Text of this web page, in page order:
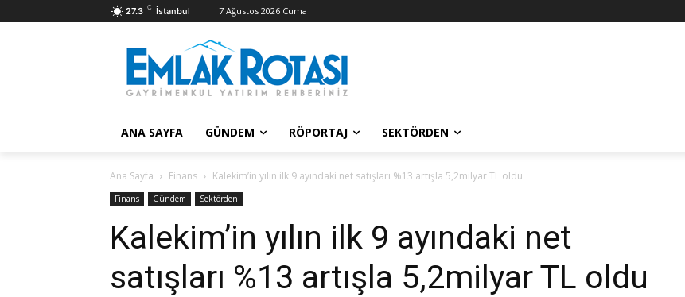
27.3 C İstanbul 7 Ağustos 2026 Cuma
ANA SAYFA GÜNDEM RÖPORTAJ SEKTÖRDEN
Ana Sayfa Finans Kalekim’in yılın ilk 9 ayındaki net satışları %13 artışla 5,2milyar TL oldu
Finans Gündem Sektörden
Kalekim’in yılın ilk 9 ayındaki net
satışları %13 artışla 5,2milyar TL oldu